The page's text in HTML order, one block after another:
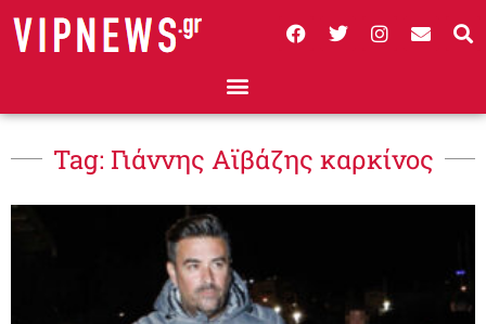
Tag: Γιάννης Αϊβάζης καρκίνος